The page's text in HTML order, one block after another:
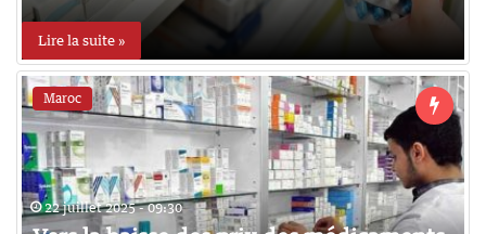
Lire la suite »
Maroc
22 juillet 2025 - 09:30